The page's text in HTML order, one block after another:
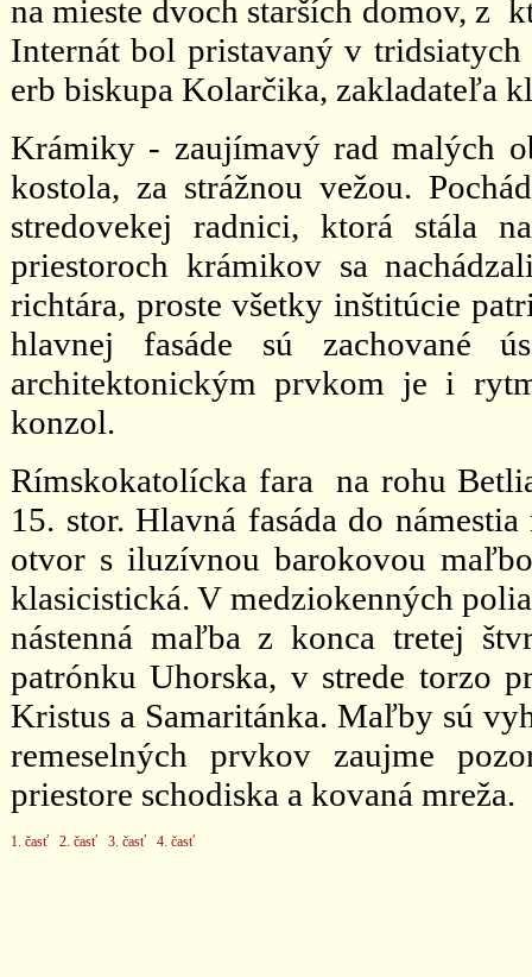
na mieste dvoch starších domov, z
Internát bol pristavaný v
erb biskupa Kolarčika, zakladateľa
Krámiky - zaujímavý rad malých
kostola, za strážnou vežou.
stredovekej radnici, ktorá stála
priestoroch krámikov sa
richtára, proste všetky inštitúcie
hlavnej fasáde sú zachované
architektonickým prvkom je i
konzol.
Rímskokatolícka fara na rohu
15. stor. Hlavná fasáda do
otvor s iluzívnou barokovou
klasicistická. V medziokenných
nástenná maľba z konca tretej
patrónku Uhorska, v strede torzo
Kristus a Samaritánka. Maľby sú
remeselných prvkov zaujme
priestore schodiska a kovaná mreža.
1. časť 2. časť 3. časť 4. časť